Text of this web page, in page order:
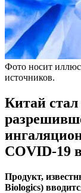
Фото носит
источников.
Китай стал
COVID-19
Продукт,
Biologics)